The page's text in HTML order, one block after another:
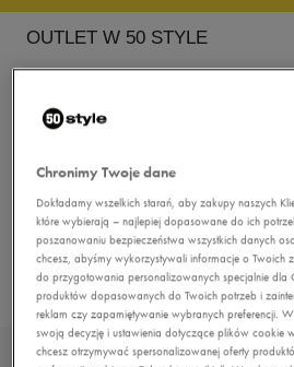
OUTLET W 50 STYLE
wyłącznie na Ciebie. Wiele z nich to
Niektóre z nich to modele poekspozycyine
użytkowania lub uszkodzone pudełko. To
które nie odbiorą Ci radości z modnych,
Zdjęcie na karcie produktu jest poglądowe i
egzemplarza, który do Ciebie dotrze.
STRONA GŁÓWNA OUTLET
AKCESORIA
Chronimy Twoje dane
Dokładamy wszelkich starań, aby zakupy naszych
które wybierają – najlepiej dopasowane do ich
poszanowaniu bezpieczeństwa wszystkich danych
chcesz, abyśmy wykorzystywali informacje o Twoich
do przygotowania personalizowanych specjalnie dla
produktów dopasowanych do Twoich potrzeb i
reklam czy zapamiętywanie wybranych preferencji.
swoją decyzję i ustawienia dotyczące plików cookie
chcesz otrzymywać spersonalizowanej oferty